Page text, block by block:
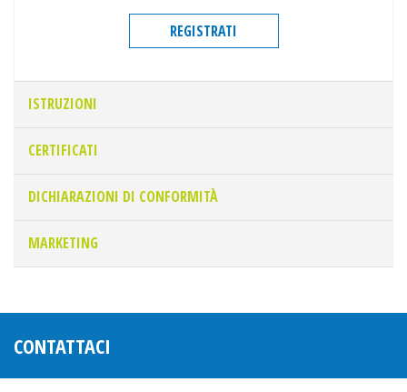
REGISTRATI
ISTRUZIONI
CERTIFICATI
DICHIARAZIONI DI CONFORMITÀ
MARKETING
CONTATTACI